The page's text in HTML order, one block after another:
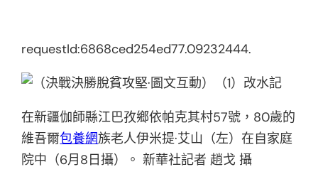
requestId:6868ced254ed77.09232444.
在新疆伽師縣江巴孜鄉依帕克其村57號，80歲的
維吾爾包養網族老人伊米提·艾山（左）在自家庭
院中（6月8日攝）。 新華社記者 趙戈 攝